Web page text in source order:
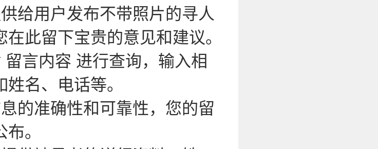
给用户发布不带照片的寻人
此留下宝贵的意见和建议。
言内容 进行查询，输入相
名、电话等。
的准确性和可靠性，您的留
。